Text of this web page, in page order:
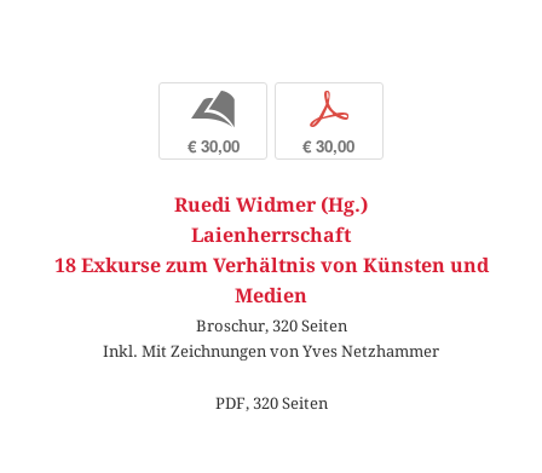
b
€ 30,00
p
€ 30,00
Ruedi Widmer (Hg.)
Laienherrschaft
18 Exkurse zum Verhältnis von Künsten und
Medien
Broschur, 320 Seiten
Inkl. Mit Zeichnungen von Yves Netzhammer
PDF, 320 Seiten